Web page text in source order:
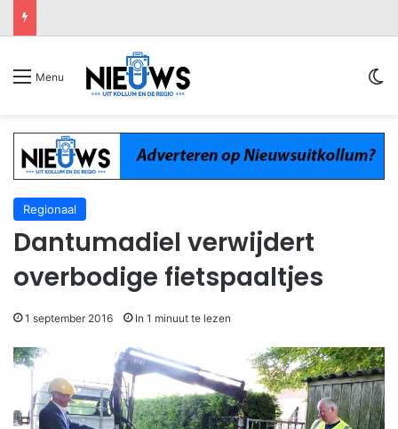
Menu
Regionaal
Dantumadiel verwijdert
overbodige fietspaaltjes
1 september 2016 In 1 minuut te lezen